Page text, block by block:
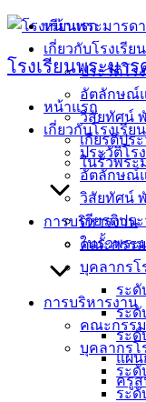
Skip
content
โรงเรียนพระมา
หน้าแรก
เกี่ยวกับโรงเรียน
ประวัติโร
อัตลักษณ์
วิสัยทัศน์
เกียรติปร
ในรั้วพระ
การบริหารงาน
คณะกรรม
บุคลากรโ
ระดั
ระดั
หน้าแรก
เกี่ยวกับโรงเรียน
ประวัติโร
อัตลักษณ์
วิสัยทัศน์
เกียรติปร
ในรั้วพระ
การบริหารงาน
คณะกรรม
บุคลากรโ
ระดั
ระดั
ระดั
แผน
ครู